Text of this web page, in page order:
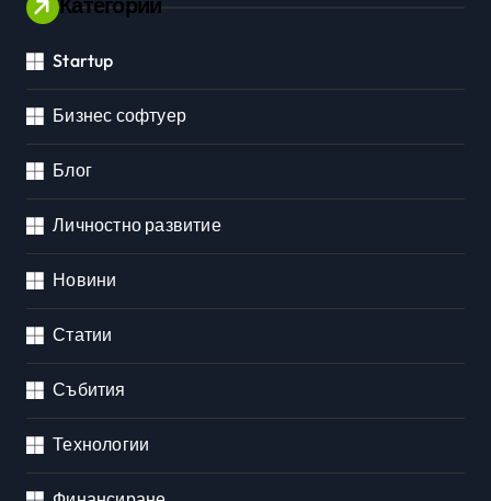
Startup
Бизнес софтуер
Блог
Личностно развитие
Новини
Статии
Събития
Технологии